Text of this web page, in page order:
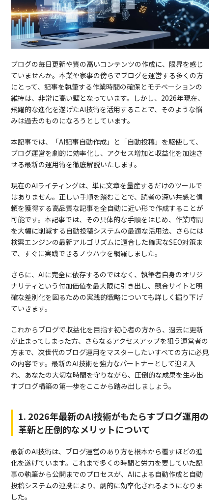
ブログの毎日更新や質の高いコンテンツの作成に、限界を感じ
ていませんか。本業や家事の傍らでブログを運営する多くの方
にとって、記事を執筆する作業時間の確保とモチベーションの
維持は、非常に高い壁となっています。しかし、2026年現在、
飛躍的な進化を遂げたAI技術を活用することで、そのような悩
みは過去のものになろうとしています。
本記事では、「AI記事自動作成」と「自動投稿」を駆使して、
ブログ運営を劇的に効率化し、アクセス増加と収益化を加速さ
せる最新の運用術を徹底解説いたします。
現在のAIライティングは、単に文章を量産するだけのツールで
はありません。正しい手順を踏むことで、読者の深い共感と信
頼を獲得する高品質な記事を全自動に近い形で作成することが
可能です。本記事では、その具体的な手順をはじめ、作業時間
を大幅に削減する自動投稿システムの最適な活用法、さらには
検索エンジンの最新アルゴリズムに適合した確実なSEO対策ま
で、すぐに実践できるノウハウを網羅しました。
さらに、AIに完全に依存するのではなく、執筆者自身のオリジ
ナリティという付加価値を最大限に引き出し、競合サイトと明
確な差別化を図るための実践的戦略についても詳しく掘り下げ
ていきます。
これからブログで収益化を目指す初心者の方から、過去に更新
が止まってしまった方、さらなるアクセスアップを狙う運営者の
方まで、次世代のブログ運用をマスターしたいすべての方に必見
の内容です。最新のAI技術を強力なパートナーとして迎え入
れ、あなたの大切な時間を守りながら、圧倒的な成果を生み出
すブログ構築の第一歩をここから踏み出しましょう。
1. 2026年最新のAI技術がもたらすブログ運用の
革新と圧倒的なメリットについて
最新のAI技術は、ブログ運営のあり方を根本から覆すほどの進
化を遂げています。これまで多くの時間と労力を要していた記
事の執筆から公開までのプロセスが、AIによる自動作成と自動
投稿システムの連携により、劇的に効率化されるようになりま
した。